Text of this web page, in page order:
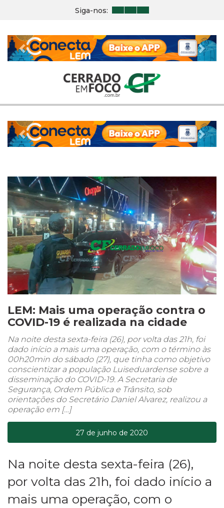
Siga-nos:
Previous Next
Previous Next
LEM: Mais uma operação contra o
COVID-19 é realizada na cidade
Na noite desta sexta-feira (26), por volta das 21h, foi
dado início a mais uma operação, com o término às
00h20min do sábado (27), que tinha como objetivo
conscientizar a população Luiseduardense sobre a
disseminação do COVID-19. A Secretaria de
Segurança, Ordem Pública e Trânsito, sob
orientações do Secretário Daniel Alvarez, realizou a
operação em […]
27 de junho de 2020
Na noite desta sexta-feira (26),
por volta das 21h, foi dado início a
mais uma operação, com o